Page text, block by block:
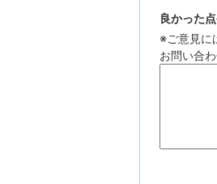
良かった
※ご意見に
お問い合